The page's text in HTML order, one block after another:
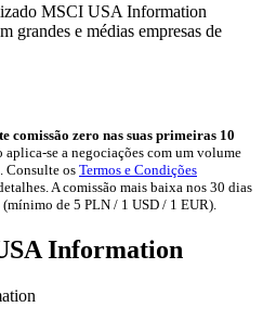
MSCI USA Information
grandes e médias empresas de
comissão zero nas suas primeiras 10
aplica-se a negociações com um volume
Consulte os Termos e Condições
A comissão mais baixa nos 30 dias
de 5 PLN / 1 USD / 1 EUR).
Information